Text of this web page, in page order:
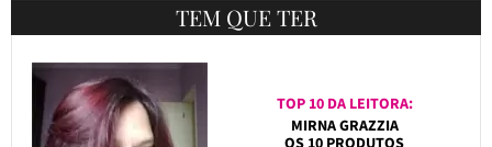
TEM QUE TER
TOP 10 DA LEITORA:
MIRNA GRAZZIA
OS 10 PRODUTOS